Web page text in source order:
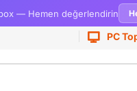
— Hemen değerlendirin
PC